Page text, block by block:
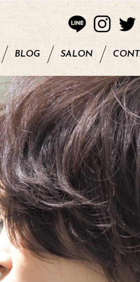
BLOG SALON